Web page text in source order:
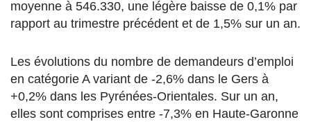
moyenne à 546.330, une légère baisse de 0,1% par
rapport au trimestre précédent et de 1,5% sur un an.
Les évolutions du nombre de demandeurs d’emploi
en catégorie A variant de -2,6% dans le Gers à
+0,2% dans les Pyrénées-Orientales. Sur un an,
elles sont comprises entre -7,3% en Haute-Garonne